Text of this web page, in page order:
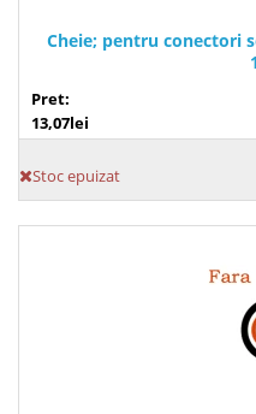
Cheie; pentru conectori
Pret:
13,07lei
Stoc epuizat